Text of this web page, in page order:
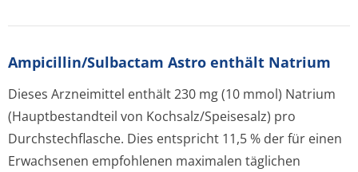
Ampicillin/Sul­bactam Astro enthält Natrium
Dieses Arzneimittel enthält 230 mg (10 mmol) Natrium
(Hauptbestandteil von Kochsalz/Spei­sesalz) pro
Durchstechflasche. Dies entspricht 11,5 % der für einen
Erwachsenen empfohlenen maximalen täglichen